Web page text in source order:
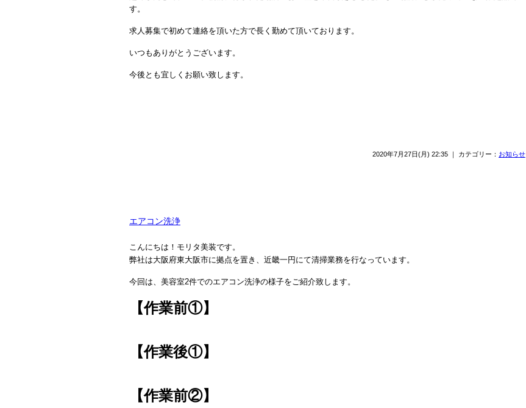
す。
求人募集で初めて連絡を頂いた方で長く勤めて頂いております。
いつもありがとうございます。
今後とも宜しくお願い致します。
2020年7月27日(月) 22:35 ｜ カテゴリー： お知らせ
エアコン洗浄
こんにちは！モリタ美装です。
弊社は大阪府東大阪市に拠点を置き、近畿一円にて清掃業務を行なっています。
今回は、美容室2件でのエアコン洗浄の様子をご紹介致します。
【作業前①】
【作業後①】
【作業前②】